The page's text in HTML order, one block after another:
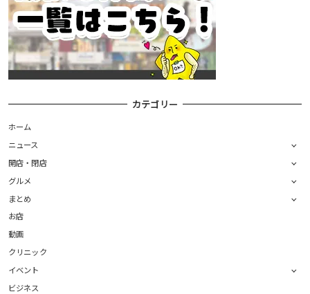
カテゴリー
ホーム
ニュース
開店・閉店
グルメ
まとめ
お店
動画
クリニック
イベント
ビジネス